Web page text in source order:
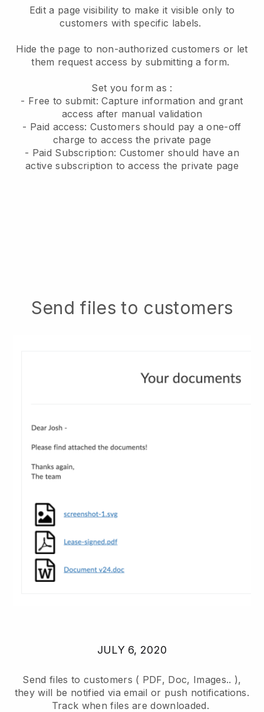
Edit a page visibility to make it visible only to
customers with specific labels.
Hide the page to non-authorized customers or let
them request access by submitting a form.
Set you form as :
- Free to submit: Capture information and grant
access after manual validation
- Paid access: Customers should pay a one-off
charge to access the private page
- Paid Subscription: Customer should have an
active subscription to access the private page
Send files to customers
JULY 6, 2020
Send files to customers ( PDF, Doc, Images.. ),
they will be notified via email or push notifications.
Track when files are downloaded.